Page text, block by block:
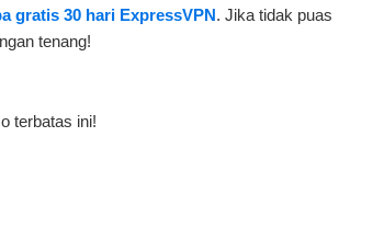
gratis 30 hari ExpressVPN. Jika tidak puas
tenang!
terbatas ini!